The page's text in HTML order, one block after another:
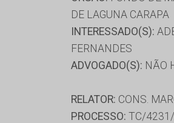
DE LAGUNA CARAPA
INTERESSADO(S):
FERNANDES
ADVOGADO(S): NÃO
RELATOR: CONS.
PROCESSO: TC/